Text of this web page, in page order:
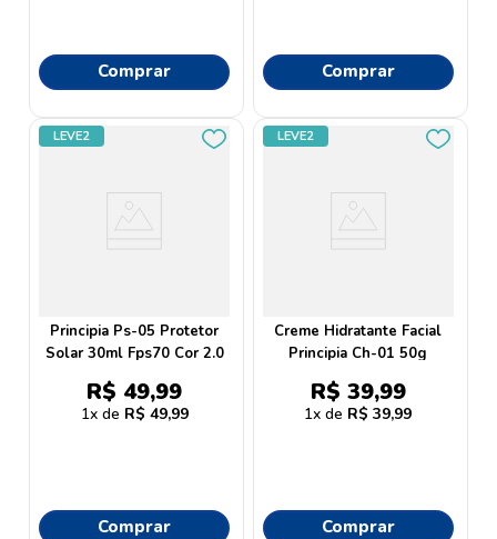
Comprar Comprar
LEVE2
Principia Ps-05 Protetor
Solar 30ml Fps70 Cor 2.0
R$ 49,99
1 R$ 49,99
Comprar
LEVE2
Creme Hidratante Facial
Principia Ch-01 50g
R$ 39,99
1 R$ 39,99
Comprar